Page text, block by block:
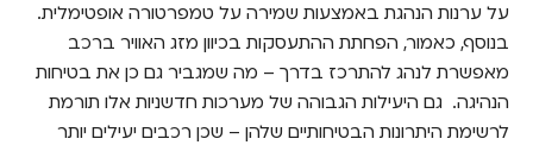
על ערנות הנהגת באמצעות שמירה על טמפרטורה אופטימלית.
בנוסף, כאמור, הפחתת ההתעסקות בכיוון מזג האוויר ברכב
מאפשרת לנהג להתרכז בדרך – מה שמגביר גם כן את בטיחות
הנהיגה. גם היעילות הגבוהה של מערכות חדשניות אלו תורמת
לרשימת היתרונות הבטיחותיים שלהן – שכן רכבים יעילים יותר